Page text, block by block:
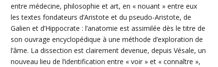
entre médecine, philosophie et art, en « nouant » entre eux
les textes fondateurs d’Aristote et du pseudo-Aristote, de
Galien et d’Hippocrate : l’anatomie est assimilée dès le titre de
son ouvrage encyclopédique à une méthode d’exploration de
l’âme. La dissection est clairement devenue, depuis Vésale, un
nouveau lieu de l’identification entre « voir » et « connaître »,